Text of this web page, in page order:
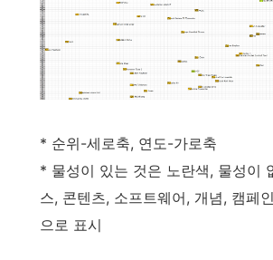
* 순위-세로축, 연도-가로축
* 물성이 있는 것은 노란색, 물성이
스, 콘텐츠, 소프트웨어, 개념, 캠페
으로 표시